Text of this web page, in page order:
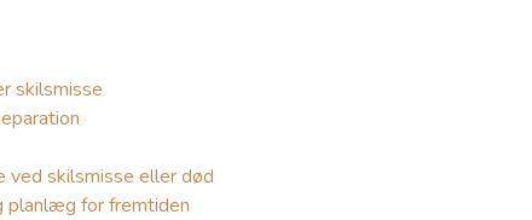
skilsmisse
skilsmisse eller død
planlæg for fremtiden